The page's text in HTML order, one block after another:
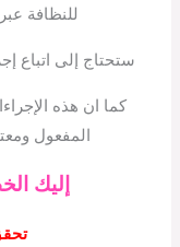
للنظافة
ستحتاج إلى اتباع
كما ان هذه
المفعول
إليك